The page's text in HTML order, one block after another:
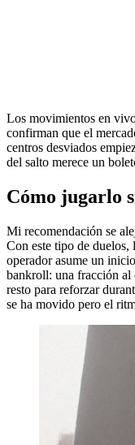
Los movimientos en
confirman que el
centros desviados
del salto merece un
Cómo jugarlo
Mi recomendación se
Con este tipo de duelos,
operador asume un
bankroll: una fracción al
resto para reforzar
se ha movido pero el